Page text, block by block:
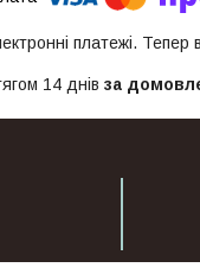
платежі.
14 днів за